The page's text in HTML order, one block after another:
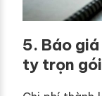
5. Báo
ty trọn gói